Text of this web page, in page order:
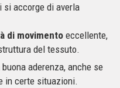
si accorge di averla
di movimento eccellente,
del tessuto.
aderenza, anche se
in certe situazioni.